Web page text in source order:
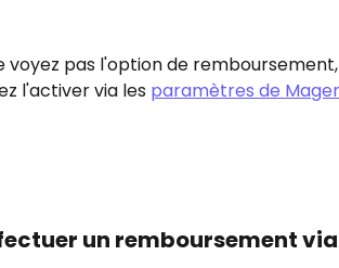
voyez pas l'option de
l'activer via les paramètres de
un remboursement